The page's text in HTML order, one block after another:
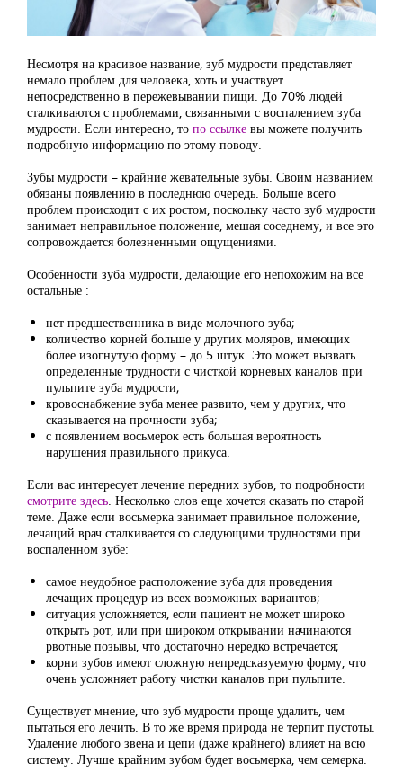
Несмотря на красивое название, зуб мудрости представляет
немало проблем для человека, хоть и участвует
непосредственно в пережевывании пищи. До 70% людей
сталкиваются с проблемами, связанными с воспалением зуба
мудрости. Если интересно, то по ссылке вы можете получить
подробную информацию по этому поводу.
Зубы мудрости – крайние жевательные зубы. Своим названием
обязаны появлению в последнюю очередь. Больше всего
проблем происходит с их ростом, поскольку часто зуб мудрости
занимает неправильное положение, мешая соседнему, и все это
сопровождается болезненными ощущениями.
Особенности зуба мудрости, делающие его непохожим на все
остальные :
нет предшественника в виде молочного зуба;
количество корней больше у других моляров, имеющих
более изогнутую форму – до 5 штук. Это может вызвать
определенные трудности с чисткой корневых каналов при
пульпите зуба мудрости;
кровоснабжение зуба менее развито, чем у других, что
сказывается на прочности зуба;
с появлением восьмерок есть большая вероятность
нарушения правильного прикуса.
Если вас интересует лечение передних зубов, то подробности
смотрите здесь . Несколько слов еще хочется сказать по старой
теме. Даже если восьмерка занимает правильное положение,
лечащий врач сталкивается со следующими трудностями при
воспаленном зубе:
самое неудобное расположение зуба для проведения
лечащих процедур из всех возможных вариантов;
ситуация усложняется, если пациент не может широко
открыть рот, или при широком открывании начинаются
рвотные позывы, что достаточно нередко встречается;
корни зубов имеют сложную непредсказуемую форму, что
очень усложняет работу чистки каналов при пульпите.
Существует мнение, что зуб мудрости проще удалить, чем
пытаться его лечить. В то же время природа не терпит пустоты.
Удаление любого звена и цепи (даже крайнего) влияет на всю
систему. Лучше крайним зубом будет восьмерка, чем семерка.